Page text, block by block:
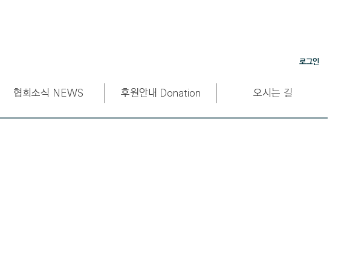
협회소식 NEWS 후원안내 Donation 오시는 길
로그인